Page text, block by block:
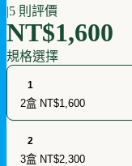
|5 則評價
NT$1,600
規格選擇
1
2盒 NT$1,600
2
3盒 NT$2,300